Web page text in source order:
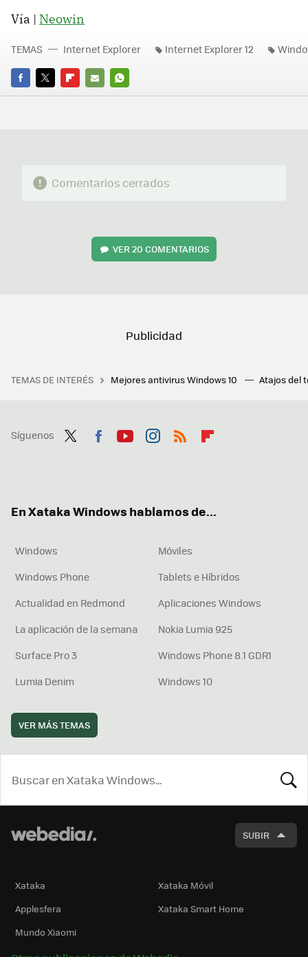
Vía | Neowin
FACEBOOK
TWITTERFLIPBOARD
E-
WHATSAPP
TEMAS Internet Explorer Internet Explorer 12
Comentarios cerrados
VER20 COMENTARIOS
TEMAS DE INTERÉS Mejores antivirus Windows 10 Atajos del
Síguenos
En Xataka Windows hablamos de...
Windows
Móviles
Windows Phone
Tablets e Híbridos
Actualidad en Redmond
Aplicaciones Windows
La aplicación de la semana
Nokia Lumia 925
Surface Pro 3
Windows Phone 8.1 GDR1
Lumia Denim
Windows 10
VER MÁS TEMAS
SUBIR
Xataka
Xataka Móvil
Applesfera
Xataka Smart Home
Mundo Xiaomi